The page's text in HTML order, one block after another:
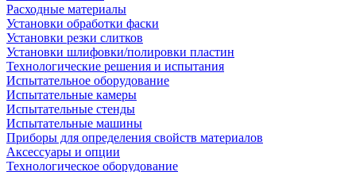
Расходные материалы
Установки обработки фаски
Установки резки слитков
Установки шлифовки/полировки пластин
Технологические решения и испытания
Испытательное оборудование
Испытательные камеры
Испытательные стенды
Испытательные машины
Приборы для определения свойств материалов
Аксессуары и опции
Технологическое оборудование